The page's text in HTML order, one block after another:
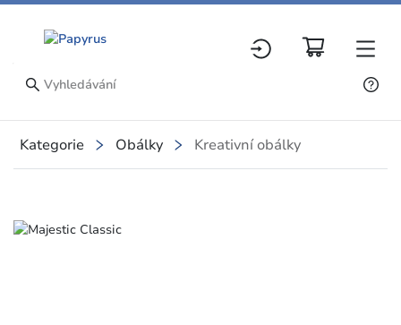
Kategorie Obálky Kreativní obálky
Slide 1 of 1